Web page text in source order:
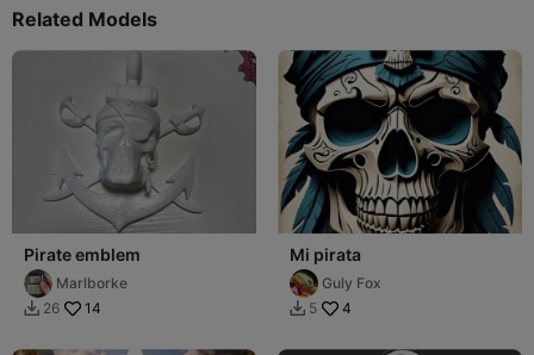
Related Models
Pirate emblem
Marlborke
 26 14
Mi pirata
Guly Fox
 5 4